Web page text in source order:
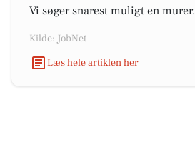
Vi søger snarest muligt en murer.
Kilde: JobNet
Læs hele artiklen her